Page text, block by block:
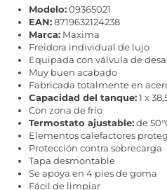
Modelo:09365021
EAN:8719632124238
Marca: Maxima
Freidora individual de lujo
Equipada con válvula de
Muy buen acabado
Fabricada totalmente en
Capacidad del tanque:1 x
Con zona de frío
Termostato ajustable:de
Elementos calefactores
Protección contra sobrecarga
Tapa desmontable
Se apoya en 4 pies de goma
Fácil de limpiar